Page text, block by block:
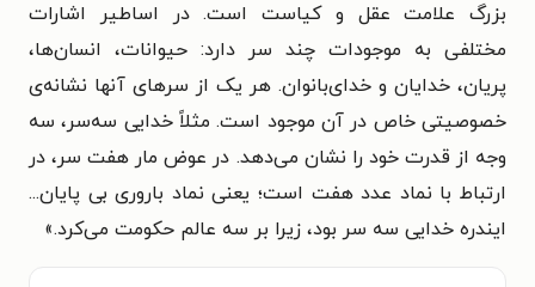
بزرگ علامت عقل و کیاست است.در اساطیر اشارات
مختلفی به موجودات چند سر دارد: حیوانات، انسان‌ها،
پریان، خدایان و خدای‌بانوان. هر یک از سرهای آنها نشانه‌ی
خصوصیتی خاص در آن موجود است. مثلاًخدایی سه‌سر، سه
وجه از قدرت خود را نشان می‌دهد. در عوض مار هفت سر، در
ارتباط با نماد عدد هفت است؛ یعنی نماد باروری بی پایان...
ایندره خدایی سه سر بود، زیرا بر سه عالم حکومت می‌کرد.»